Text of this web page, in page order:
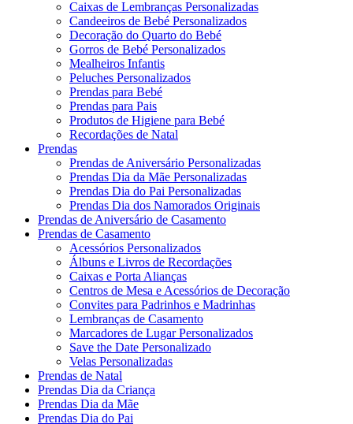
Caixas de Lembranças Personalizadas
Candeeiros de Bebé Personalizados
Decoração do Quarto do Bebé
Gorros de Bebé Personalizados
Mealheiros Infantis
Peluches Personalizados
Prendas para Bebé
Prendas para Pais
Produtos de Higiene para Bebé
Recordações de Natal
Prendas
Prendas de Aniversário Personalizadas
Prendas Dia da Mãe Personalizadas
Prendas Dia do Pai Personalizadas
Prendas Dia dos Namorados Originais
Prendas de Aniversário de Casamento
Prendas de Casamento
Acessórios Personalizados
Álbuns e Livros de Recordações
Caixas e Porta Alianças
Centros de Mesa e Acessórios de Decoração
Convites para Padrinhos e Madrinhas
Lembranças de Casamento
Marcadores de Lugar Personalizados
Save the Date Personalizado
Velas Personalizadas
Prendas de Natal
Prendas Dia da Criança
Prendas Dia da Mãe
Prendas Dia do Pai